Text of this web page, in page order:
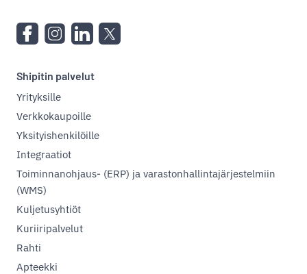
Shipitin palvelut
Yrityksille
Verkkokaupoille
Yksityishenkilöille
Integraatiot
Toiminnanohjaus- (ERP) ja varastonhallintajärjestelmiin
(WMS)
Kuljetusyhtiöt
Kuriiripalvelut
Rahti
Apteekki